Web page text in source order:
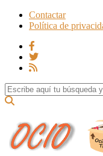
Contactar
Política de
Search for: